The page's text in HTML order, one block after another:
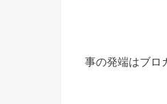
事の発端はブロ